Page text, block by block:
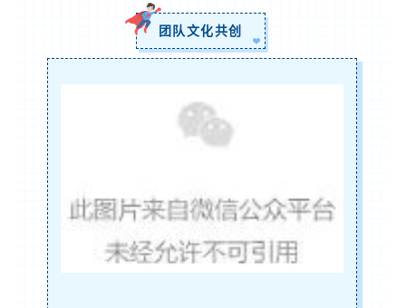
团队文化共创